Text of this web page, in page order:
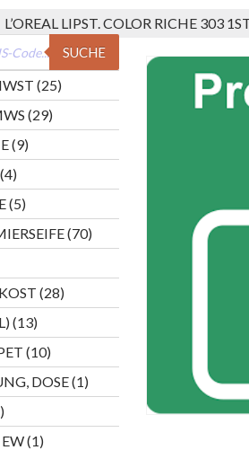
L’OREAL LIPST. COLOR RICHE 303
SUCHE
2525
Produkte
2929
Produkte
99
Produkte
44
Produkte
55
Produkte
7070
Produkte
2828
Produkte
1313
Produkte
1010
Produkte
DOSE 11
Produkt
8
Produkte
11